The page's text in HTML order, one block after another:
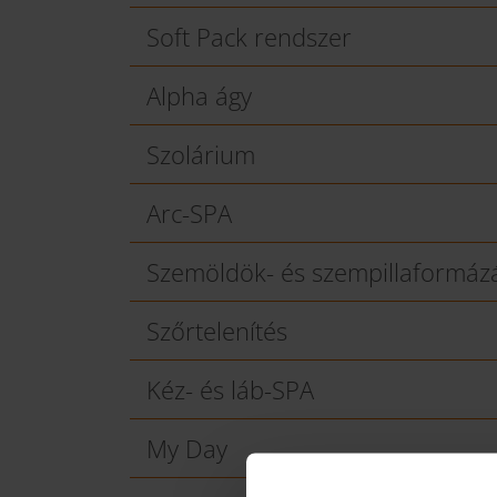
Soft Pack rendszer
Alpha ágy
Szolárium
Arc-SPA
Szemöldök- és
Szőrtelenítés
Kéz- és láb-SPA
My Day